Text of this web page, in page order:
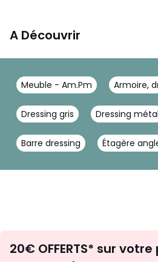
A Découvrir
Meuble - Am.Pm Armoire,
Dressing gris Dressing métal
Barre dressing Étagère
20€ OFFERTS* sur